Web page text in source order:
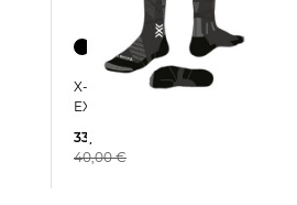
X-Socks | Skistrümpfe SKI
EXPERT OTC
33,05 €
40,00 €